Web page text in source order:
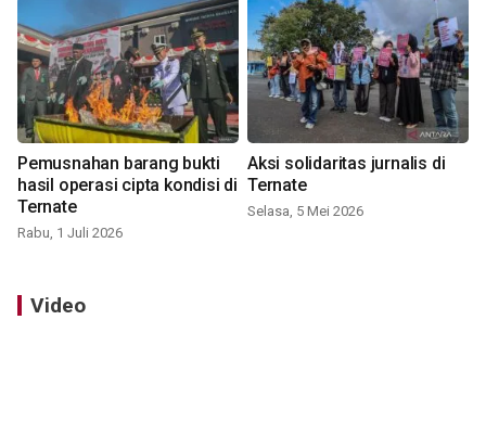
Pemusnahan barang bukti
hasil operasi cipta kondisi di
Ternate
Rabu, 1 Juli 2026
Aksi solidaritas jurnalis di
Ternate
Selasa, 5 Mei 2026
Video